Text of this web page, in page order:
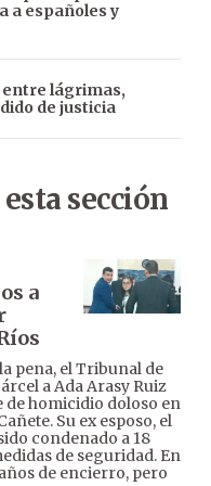
a españoles y
entre lágrimas,
de justicia
sección
a
pena, el Tribunal de
a Ada Arasy Ruiz
de homicidio doloso en
Su ex esposo, el
condenado a 18
de seguridad. En
de encierro, pero